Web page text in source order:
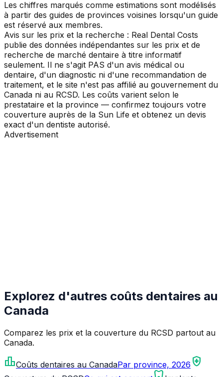
Les chiffres marqués comme estimations sont modélisés
à partir des guides de provinces voisines lorsqu'un guide
est réservé aux membres.
Avis sur les prix et la recherche : Real Dental Costs
publie des données indépendantes sur les prix et de
recherche de marché dentaire à titre informatif
seulement. Il ne s'agit PAS d'un avis médical ou
dentaire, d'un diagnostic ni d'une recommandation de
traitement, et le site n'est pas affilié au gouvernement du
Canada ni au RCSD. Les coûts varient selon le
prestataire et la province — confirmez toujours votre
couverture auprès de la Sun Life et obtenez un devis
exact d'un dentiste autorisé.
Advertisement
Explorez d'autres coûts dentaires au
Canada
Comparez les prix et la couverture du RCSD partout au
Canada.
leaderboardCoûts dentaires au CanadaPar province, 2026 health_and_safety